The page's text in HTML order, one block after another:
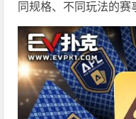
同规格、不同玩法的赛